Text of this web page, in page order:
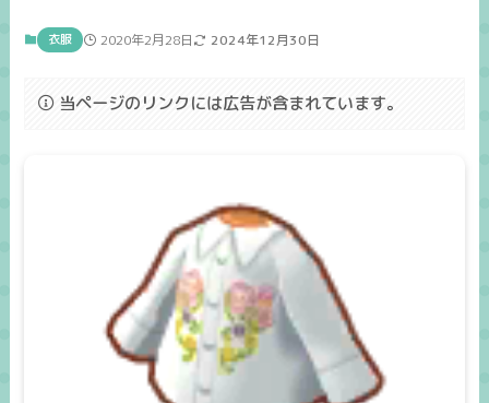
衣服 2020年2月28日 2024年12月30日
当ページのリンクには広告が含まれています。